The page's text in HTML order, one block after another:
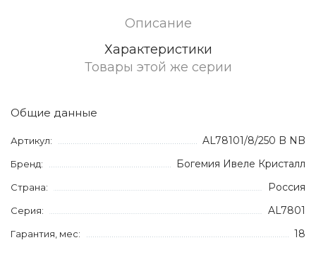
Описание
Характеристики
Товары этой же серии
Общие данные
Артикул: AL78101/8/250 B NB
Бренд: Богемия Ивеле Кристалл
Страна: Россия
Серия: AL7801
Гарантия, мес: 18